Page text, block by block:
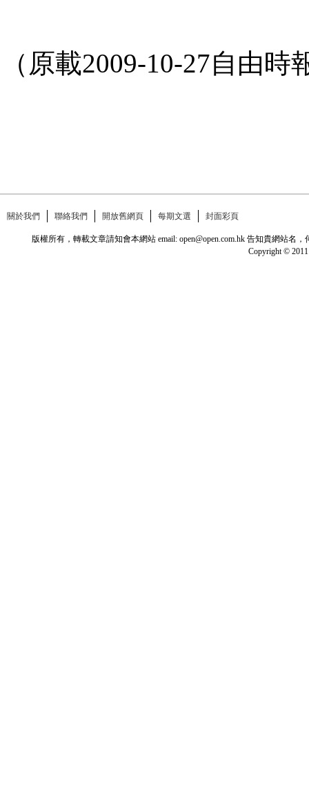
（原載2009-10-27自由時
關於我們 聯絡我們 開放舊網頁 每期文選 封面彩頁
版權所有，轉載文章請知會本網站 email: open@open.com.hk 告知貴網站
Copyright © 2011